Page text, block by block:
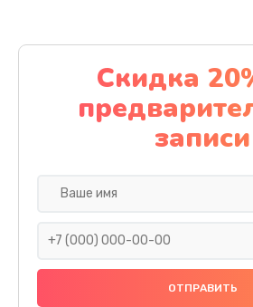
Заказать
Чистка от
1060 руб.
Заказать
Ремонт
Скидка
записи